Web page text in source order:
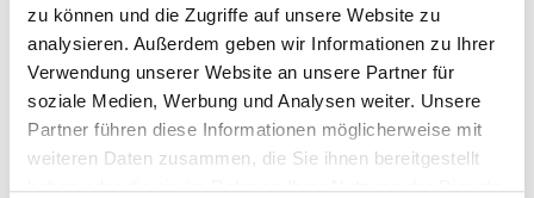
zu können und die Zugriffe auf unsere Website zu
analysieren. Außerdem geben wir Informationen zu Ihrer
Verwendung unserer Website an unsere Partner für
soziale Medien, Werbung und Analysen weiter. Unsere
Partner führen diese Informationen möglicherweise mit
weiteren Daten zusammen, die Sie ihnen bereitgestellt
haben oder die sie im Rahmen Ihrer Nutzung der Dienste
Gesamtanzahl der Zweige
Design dicht
Anzahl der 3D-Zweige 0